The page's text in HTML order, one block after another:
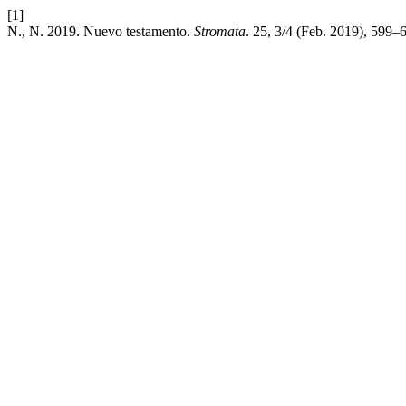
[1]
N., N. 2019. Nuevo testamento. Stromata. 25, 3/4 (Feb. 2019),